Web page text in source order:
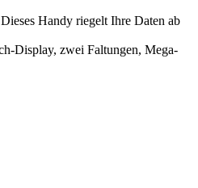
Handy riegelt Ihre Daten ab
Display, zwei Faltungen, Mega-